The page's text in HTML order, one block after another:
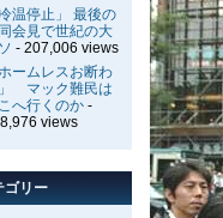
冷温停止」 最後の
会見で世紀の大
- 207,006 views
ホームレスお断わ
マック難民は
へ行くのか -
views
ゴリー